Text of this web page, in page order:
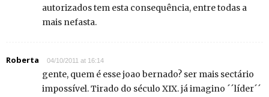
autorizados tem esta consequência, entre todas a
mais nefasta.
Roberta 04/10/2011 at 16:14
gente, quem é esse joao bernado? ser mais sectário
impossível. Tirado do século XIX. já imagino ´´líder´´